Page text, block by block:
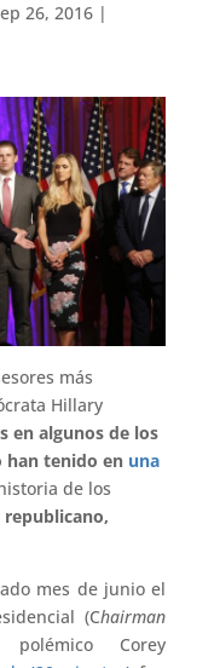
26, 2016|
más
Hillary
en algunos de los
han tenido en una
de los
mes de junio el
(Chairman
Corey